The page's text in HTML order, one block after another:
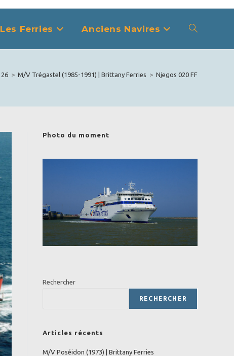
Les Ferries Anciens Navires Toggle
26 > M/V Trégastel (1985-1991) | Brittany Ferries > Njegos 020 FF
Photo du moment
Rechercher
RECHERCHER
Articles récents
M/V Poséidon (1973) | Brittany Ferries